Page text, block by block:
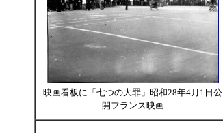
映画看板に「七つの大罪」昭和28年4月1日公
開フランス映画